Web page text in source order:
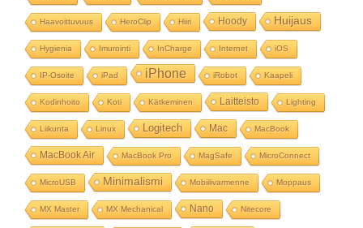
Haavoittuvuus HeroClip Hiiri Hoody Huijaus
Hygienia Imurointi InCharge Internet iOS
IP-Osoite iPad iPhone iRobot Kaapeli
Kodinhoito Koti Kätkeminen Laitteisto Lighting
Liikunta Linux Logitech Mac MacBook
MacBook Air MacBook Pro MagSafe MicroConnect
MicroUSB Minimalismi Mobiilivarmenne Moppaus
MX Master MX Mechanical Nano Nitecore